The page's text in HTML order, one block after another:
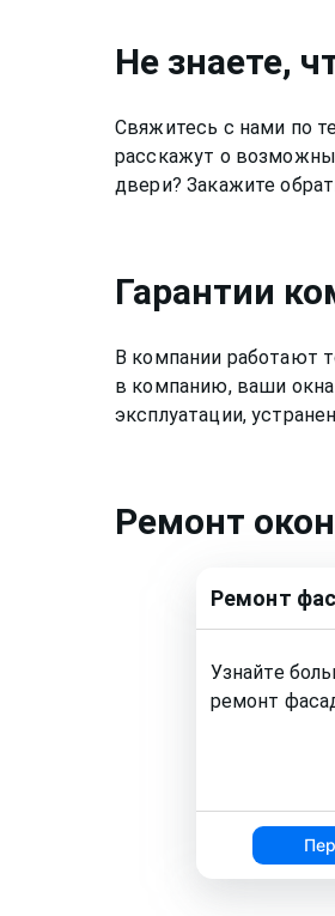
Не знаете,
Свяжитесь с нами по
расскажут о
двери? Закажите
Гарантии
В компании работают
в компанию, ваши окна
эксплуатации,
Ремонт окон
Ремонт
Узнайте
ремонт